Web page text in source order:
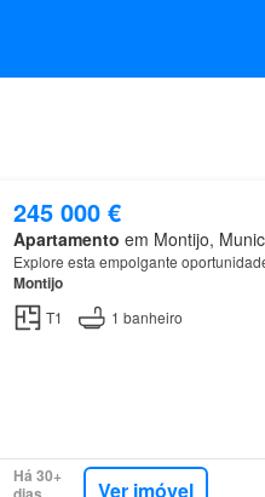
245 000 €
Apartamento em Montijo,
Explore esta empolgante
Montijo
T1 1 banheiro
Há 30+
Ver imóvel